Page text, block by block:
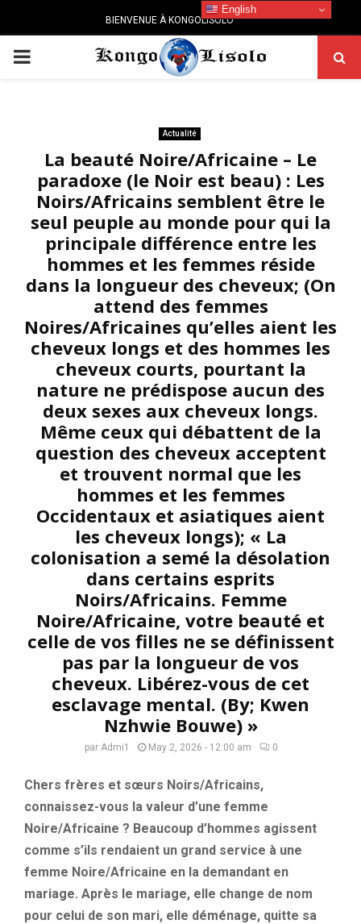
BIENVENUE À KONGOLISOLO
PRIMARY
Actualité
La beauté Noire/Africaine – Le
paradoxe (le Noir est beau) : Les
Noirs/Africains semblent être le
seul peuple au monde pour qui la
principale différence entre les
hommes et les femmes réside
dans la longueur des cheveux; (On
attend des femmes
Noires/Africaines qu’elles aient les
cheveux longs et des hommes les
cheveux courts, pourtant la
nature ne prédispose aucun des
deux sexes aux cheveux longs.
Même ceux qui débattent de la
question des cheveux acceptent
et trouvent normal que les
hommes et les femmes
Occidentaux et asiatiques aient
les cheveux longs); « La
colonisation a semé la désolation
dans certains esprits
Noirs/Africains. Femme
Noire/Africaine, votre beauté et
celle de vos filles ne se définissent
pas par la longueur de vos
cheveux. Libérez-vous de cet
esclavage mental. (By; Kwen
Nzhwie Bouwe) »
par Admi1 May 2, 2026 - 12:00 am 0
Chers frères et sœurs Noirs/Africains,
connaissez-vous la valeur d’une femme
Noire/Africaine ? Beaucoup d’hommes agissent
comme s’ils rendaient un grand service à une
femme Noire/Africaine en la demandant en
mariage. Après le mariage, elle change de nom
pour celui de son mari, elle déménage, quitte sa
English